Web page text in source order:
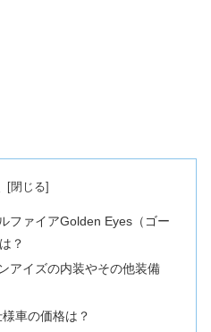
ファイアGolden Eyes（ゴー
？
アイズの内装やその他装備
車の価格は？